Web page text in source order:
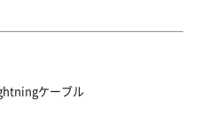
ケーブル